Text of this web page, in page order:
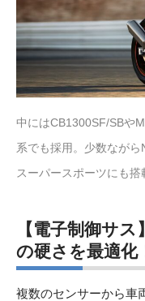
中にはCB1300SF/SBや
系でも採用。少数なが
スーパースポーツにも搭
【電子制御サ
の硬さを最適化
複数のセンサーから車